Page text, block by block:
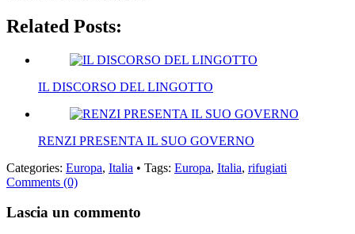
Related Posts:
IL DISCORSO DEL LINGOTTO
RENZI PRESENTA IL SUO GOVERNO
Categories: Europa, Italia • Tags: Europa, Italia, rifugiati
Comments (0)
Lascia un commento